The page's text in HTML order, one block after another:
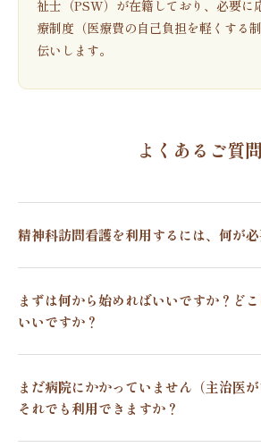
祉士（PSW）が在籍しており、必要に
療制度（医療費の自己負担を軽くする
伝いします。
よくあるご質問
精神科訪問看護を利用するには、何が必
まずは何から始めればいいですか？ど
いいですか？
まだ病院にかかっていません（主治医が
それでも利用できますか？